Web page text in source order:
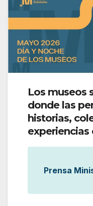
Los museos
donde las
historias,
Prensa